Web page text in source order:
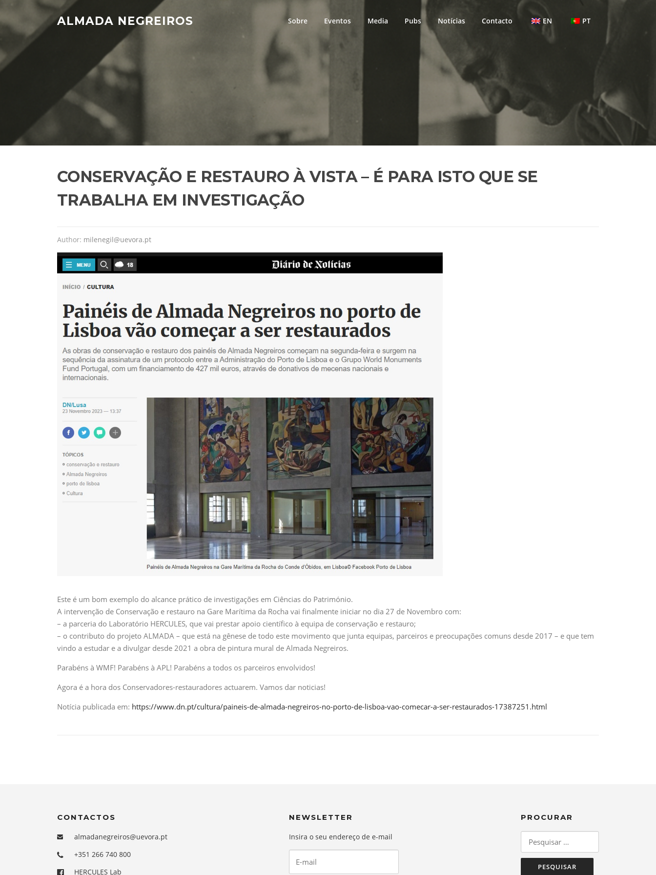
content
ALMADA NEGREIROS Sobre Eventos Media Pubs Notícias Contacto EN PT
CONSERVAÇÃO E RESTAURO À VISTA – É PARA ISTO QUE SE
TRABALHA EM INVESTIGAÇÃO
Author: milenegil@uevora.pt
Este é um bom exemplo do alcance prático de investigações em Ciências do Património.
A intervenção de Conservação e restauro na Gare Marítima da Rocha vai finalmente iniciar no dia 27 de Novembro com:
– a parceria do Laboratório HERCULES, que vai prestar apoio científico à equipa de conservação e restauro;
– o contributo do projeto ALMADA – que está na gênese de todo este movimento que junta equipas, parceiros e preocupações comuns desde 2017 – e que tem
vindo a estudar e a divulgar desde 2021 a obra de pintura mural de Almada Negreiros.
Parabéns à WMF! Parabéns à APL! Parabéns a todos os parceiros envolvidos!
Agora é a hora dos Conservadores-restauradores actuarem. Vamos dar noticias!
Notícia publicada em: https://www.dn.pt/cultura/paineis-de-almada-negreiros-no-porto-de-lisboa-vao-comecar-a-ser-restaurados-17387251.html
CONTACTOS
almadanegreiros@uevora.pt
+351 266 740 800
HERCULES Lab
NEWSLETTER
Insira o seu endereço de e-mail
PROCURAR
por: